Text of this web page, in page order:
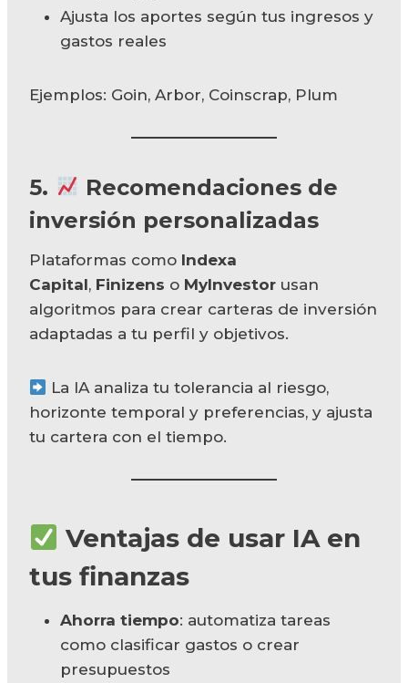
Ajusta los aportes según tus ingresos y
gastos reales
Ejemplos: Goin, Arbor, Coinscrap, Plum
5.
Recomendaciones de
inversión personalizadas
Plataformas como Indexa
Capital, Finizens o MyInvestor usan
algoritmos para crear carteras de inversión
adaptadas a tu perfil y objetivos.
La IA analiza tu tolerancia al riesgo,
horizonte temporal y preferencias, y ajusta
tu cartera con el tiempo.
Ventajas de usar IA en
tus finanzas
Ahorra tiempo: automatiza tareas
como clasificar gastos o crear
presupuestos